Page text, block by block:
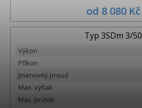
od 8 080 Kč
Typ 3SDm 3/50
Výkon
Příkon
Jmenovitý proud
Max. výtlak
Max. průtok